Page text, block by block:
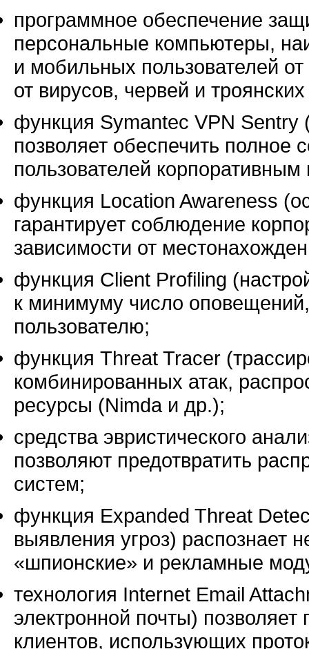
программное обеспечение
персональные компьютеры,
и мобильных пользователей
от вирусов, червей и
функция Symantec VPN Sentry
позволяет обеспечить полное
пользователей корпоративным
функция Location Awareness
гарантирует соблюдение
зависимости от
функция Client Profiling
к минимуму число
пользователю;
функция Threat Tracer
комбинированных атак,
ресурсы (Nimda и др.);
средства эвристического
позволяют предотвратить
систем;
функция Expanded Threat
выявления угроз) распознает
«шпионские» и рекламные
технология Internet Email
электронной почты)
клиентов, использующих